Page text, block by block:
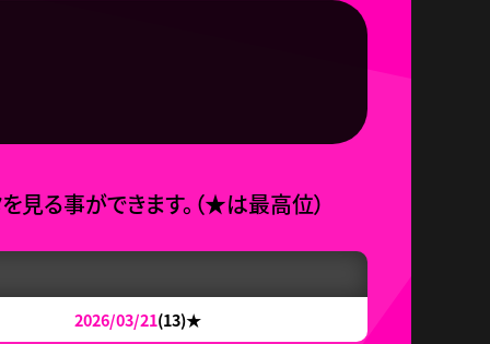
見る事ができます。 （★は最高位）
2026/03/21(13)★